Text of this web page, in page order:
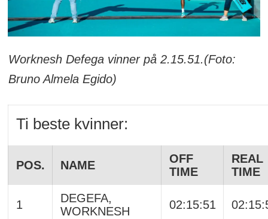
Worknesh Defega vinner på 2.15.51.(Foto:
Bruno Almela Egido)
Ti beste kvinner:
POS. NAME
OFF
TIME
REAL
TIME
1
DEGEFA,
WORKNESH
02:15:51